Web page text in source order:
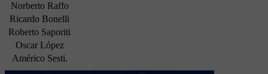
Norberto Raffo
Ricardo Bonelli
Roberto Saporiti
Oscar López
Américo Sesti.